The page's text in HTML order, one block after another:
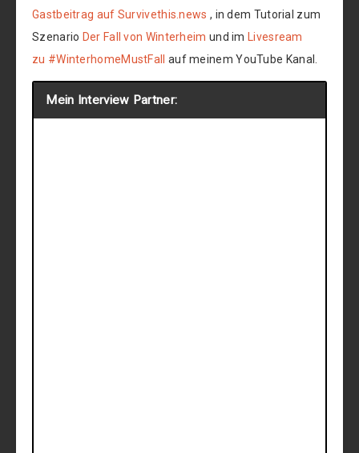
Gastbeitrag auf Survivethis.news , in dem Tutorial zum
Szenario Der Fall von Winterheim und im
Livesream
zu #WinterhomeMustFall auf meinem YouTube Kanal.
Mein Interview Partner: